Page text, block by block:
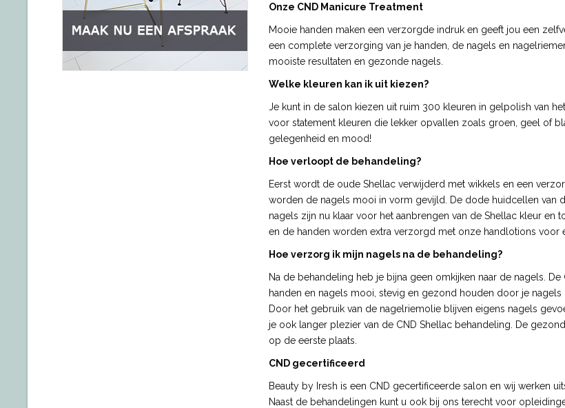
Onze CND Manicure Treatment
Mooie handen maken een verzorgde indruk en geeft jou een
een complete verzorging van je handen, de nagels en
mooiste resultaten en gezonde nagels.
Welke kleuren kan ik uit kiezen?
Je kunt in de salon kiezen uit ruim 300 kleuren in gelpolish van
voor statement kleuren die lekker opvallen zoals groen, geel of
gelegenheid en mood!
Hoe verloopt de behandeling?
Eerst wordt de oude Shellac verwijderd met wikkels en een
worden de nagels mooi in vorm gevijld. De dode huidcellen van
nagels zijn nu klaar voor het aanbrengen van de Shellac kleur
en de handen worden extra verzorgd met onze handlotions voor
Hoe verzorg ik mijn nagels na de behandeling?
Na de behandeling heb je bijna geen omkijken naar de nagels.
handen en nagels mooi, stevig en gezond houden door je
Door het gebruik van de nagelriemolie blijven eigens nagels
je ook langer plezier van de CND Shellac behandeling. De
op de eerste plaats.
CND gecertificeerd
Beauty by Iresh is een CND gecertificeerde salon en wij werken
Naast de behandelingen kunt u ook bij ons terecht voor